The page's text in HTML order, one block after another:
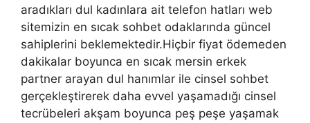
aradıkları dul kadınlara ait telefon hatları web
sitemizin en sıcak sohbet odaklarında güncel
sahiplerini beklemektedir.Hiçbir fiyat ödemeden
dakikalar boyunca en sıcak mersin erkek
partner arayan dul hanımlar ile cinsel sohbet
gerçekleştirerek daha evvel yaşamadığı cinsel
tecrübeleri akşam boyunca peş peşe yaşamak